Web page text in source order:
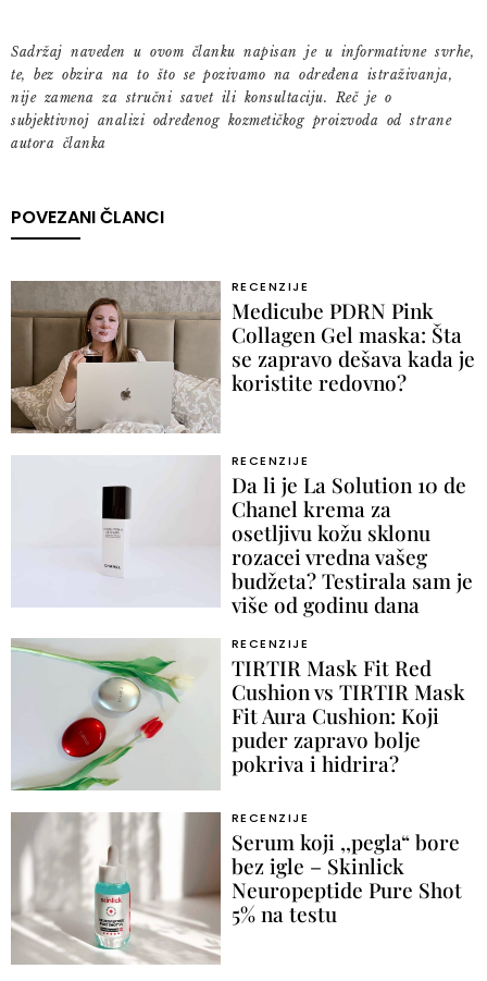
Sadržaj naveden u ovom članku napisan je u informativne svrhe,
te, bez obzira na to što se pozivamo na određena istraživanja,
nije zamena za stručni savet ili konsultaciju. Reč je o
subjektivnoj analizi određenog kozmetičkog proizvoda od strane
autora članka
POVEZANI ČLANCI
RECENZIJE
Medicube PDRN Pink
Collagen Gel maska: Šta
se zapravo dešava kada je
koristite redovno?
RECENZIJE
Da li je La Solution 10 de
Chanel krema za
osetljivu kožu sklonu
rozacei vredna vašeg
budžeta? Testirala sam je
više od godinu dana
RECENZIJE
TIRTIR Mask Fit Red
Cushion vs TIRTIR Mask
Fit Aura Cushion: Koji
puder zapravo bolje
pokriva i hidrira?
RECENZIJE
Serum koji ,,pegla“ bore
bez igle – Skinlick
Neuropeptide Pure Shot
5% na testu